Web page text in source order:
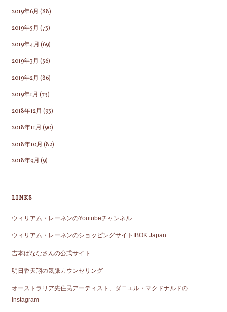
2019年6月 (88)
2019年5月 (73)
2019年4月 (69)
2019年3月 (56)
2019年2月 (86)
2019年1月 (73)
2018年12月 (93)
2018年11月 (90)
2018年10月 (82)
2018年9月 (9)
LINKS
ウィリアム・レーネンのYoutubeチャンネル
ウィリアム・レーネンのショッピングサイトIBOK Japan
吉本ばななさんの公式サイト
明日香天翔の気脈カウンセリング
オーストラリア先住民アーティスト、ダニエル・マクドナルドの
Instagram